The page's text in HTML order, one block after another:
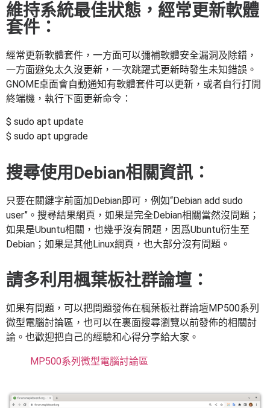
維持系統最佳狀態，經常更新軟體
套件：
經常更新軟體套件，一方面可以彌補軟體安全漏洞及除錯，
一方面避免太久沒更新，一次跳躍式更新時發生未知錯誤。
GNOME桌面會自動通知有軟體套件可以更新，或者自行打開
終端機，執行下面更新命令：
$ sudo apt update
$ sudo apt upgrade
搜尋使用Debian相關資訊：
只要在關鍵字前面加Debian即可，例如“Debian add sudo
user”。搜尋結果網頁，如果是完全Debian相關當然沒問題；
如果是Ubuntu相關，也幾乎沒有問題，因爲Ubuntu衍生至
Debian；如果是其他Linux網頁，也大部分沒有問題。
請多利用楓葉板社群論壇：
如果有問題，可以把問題發佈在楓葉板社群論壇MP500系列
微型電腦討論區，也可以在裏面搜尋瀏覽以前發佈的相關討
論。也歡迎把自己的經驗和心得分享給大家。
MP500系列微型電腦討論區